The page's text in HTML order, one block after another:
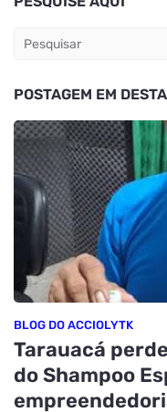
POSTAGEM EM
BLOG DO ACCIOLYTK
Tarauacá
do Shampoo